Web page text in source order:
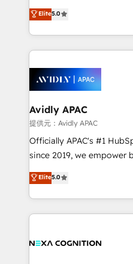
integrate HubSpot with
MicroSoft, custom solutions,... Our company
Retail execution, CPQ,
HubSpot CMS developments. And we're
upgrading and
generating aspect of your business.
HubSpot Elite Solutions
nerds who can harness
experience. Working hand-in-hand with your team,
we’ll assemble a RevOps
traffic, generates better
revenue goals. We've worked with thousands of
HubSpot customers and
too! Clients come to us for: Advanced CRM solutions
HubSpot Data System
to HubSpot New lead
Elite5.0
Avidly APAC
提供元：Avidly APAC
Officially APAC's #1
since 2019, we empower businesses in Australia,
New Zealand, and
potential through
implementation. And we deliver best practice across
the whole HubSpot
all businesses, from start-
Elite5.0